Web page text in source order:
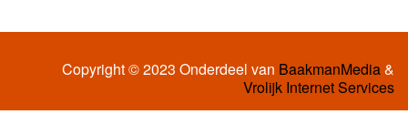
Copyright © 2023 Onderdeel van BaakmanMedia&
Vrolijk Internet Services